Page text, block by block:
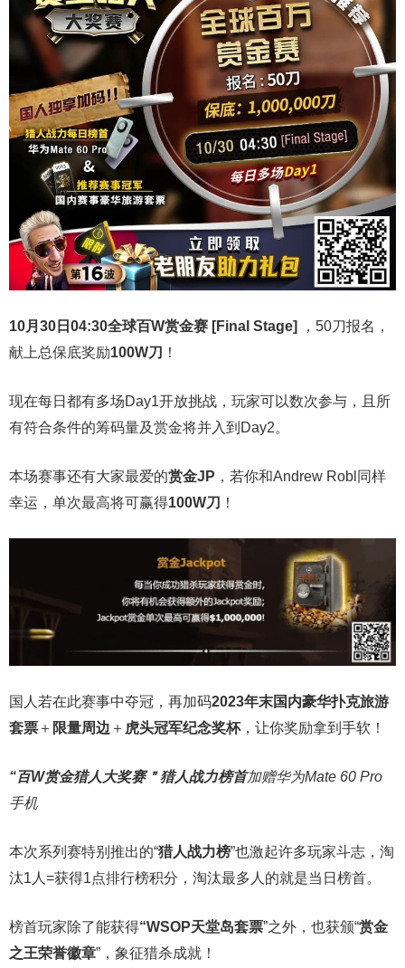
10月30日04:30全球百W赏金赛 [Final Stage]
，50刀报名，
献上总保底奖励100W刀 ！
现在每日都有多场Day1开放挑战，玩家可以数次参与，且所
有符合条件的筹码量及赏金将并入到Day2。
本场赛事还有大家最爱的赏金JP ，若你和Andrew Robl同样
幸运，单次最高将可赢得100W刀 ！
国人若在此赛事中夺冠，再加码2023年末国内豪华扑克旅游
套票 ＋ 限量周边 ＋ 虎头冠军纪念奖杯，让你奖励拿到手软！
“百W赏金猎人大奖赛＂猎人战力榜首加赠华为Mate 60 Pro
手机
本次系列赛特别推出的“猎人战力榜”也激起许多玩家斗志，淘
汰1人=获得1点排行榜积分，淘汰最多人的就是当日榜首。
榜首玩家除了能获得“WSOP天堂岛套票”之外，也获颁“赏金
之王荣誉徽章”，象征猎杀成就！